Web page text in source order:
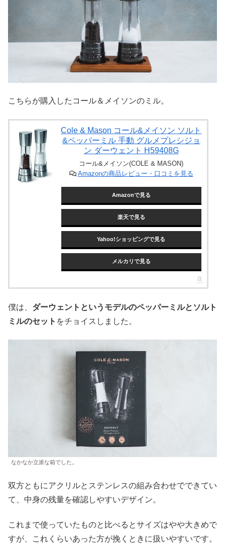
こちらが購入したコール＆メイソンのミル。
Cole & Mason コール&メイソン ソルト
&ペッパーミル 手動 グルメプレシジョ
ン ダーウェント H59408G
コール&メイソン(COLE & MASON)
Amazonの商品レビュー・口コミを見る
Amazonで見る
楽天で見る
Yahoo!ショッピングで見る
メルカリで見る
僕は、 ダーウェントというモデルのペッパーミルとソルト
ミルのセット をチョイスしました。
なかなか立派な箱でした。
双方ともにアクリルとステンレスの組み合わせでできてい
て、中身の残量を確認しやすいデザイン。
これまで使っていたものと比べるとサイズはやや大きめで
すが、これくらいあった方が挽くときに扱いやすいです。